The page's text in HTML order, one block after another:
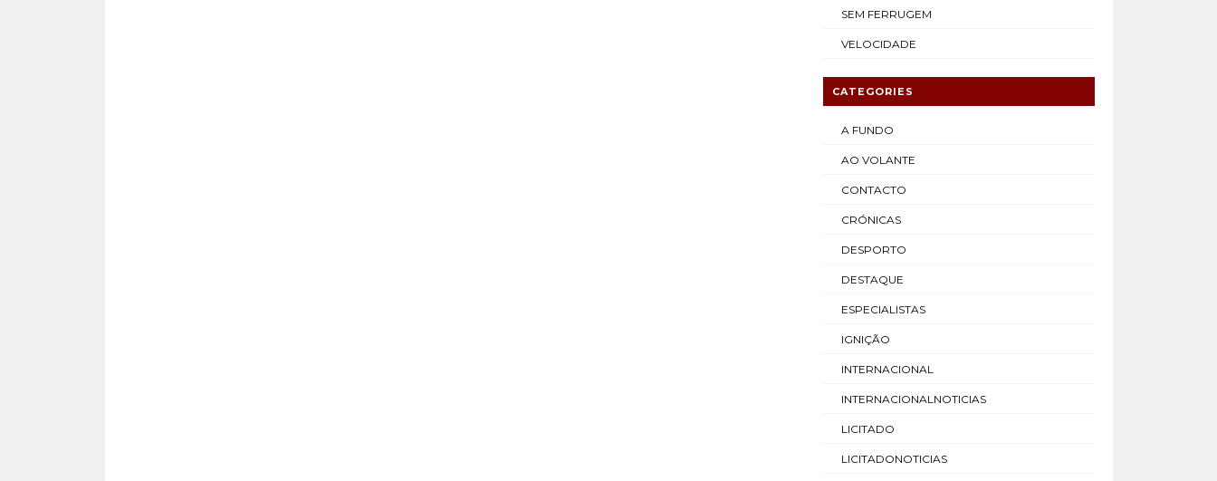
SEM FERRUGEM
VELOCIDADE
CATEGORIES
A FUNDO
AO VOLANTE
CONTACTO
CRÓNICAS
DESPORTO
DESTAQUE
ESPECIALISTAS
IGNIÇÃO
INTERNACIONAL
INTERNACIONALNOTICIAS
LICITADO
LICITADONOTICIAS